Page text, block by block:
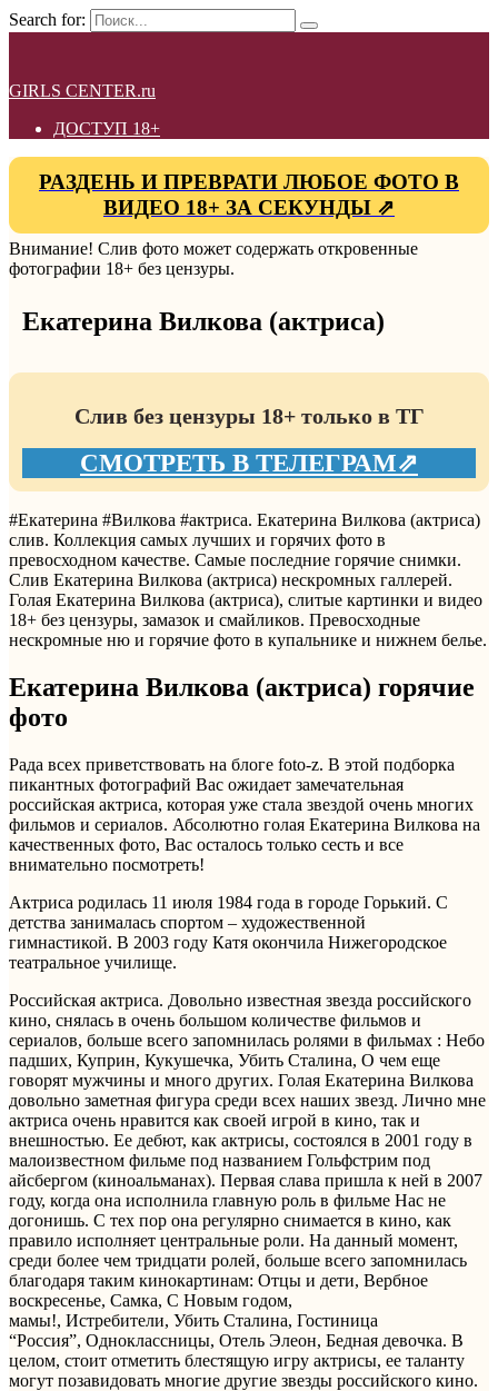
Search for:
GIRLS CENTER.ru
ДОСТУП 18+
РАЗДЕНЬ И ПРЕВРАТИ ЛЮБОЕ ФОТО В
ВИДЕО 18+ ЗА СЕКУНДЫ ⇗
Внимание! Слив фото может содержать откровенные
фотографии 18+ без цензуры.
Екатерина Вилкова (актриса)
Слив без цензуры 18+ только в ТГ
СМОТРЕТЬ В ТЕЛЕГРАМ⇗
#Екатерина #Вилкова #актриса. Екатерина Вилкова (актриса)
слив. Коллекция самых лучших и горячих фото в
превосходном качестве. Самые последние горячие снимки.
Слив Екатерина Вилкова (актриса) нескромных галлерей.
Голая Екатерина Вилкова (актриса), слитые картинки и видео
18+ без цензуры, замазок и смайликов. Превосходные
нескромные ню и горячие фото в купальнике и нижнем белье.
Екатерина Вилкова (актриса) горячие
фото
Рада всех приветствовать на блоге foto-z. В этой подборка
пикантных фотографий Вас ожидает замечательная
российская актриса, которая уже стала звездой очень многих
фильмов и сериалов. Абсолютно голая Екатерина Вилкова на
качественных фото, Вас осталось только сесть и все
внимательно посмотреть!
Актриса родилась 11 июля 1984 года в городе Горький. С
детства занималась спортом – художественной
гимнастикой. В 2003 году Катя окончила Нижегородское
театральное училище.
Российская актриса. Довольно известная звезда российского
кино, снялась в очень большом количестве фильмов и
сериалов, больше всего запомнилась ролями в фильмах : Небо
падших, Куприн, Кукушечка, Убить Сталина, О чем еще
говорят мужчины и много других. Голая Екатерина Вилкова
довольно заметная фигура среди всех наших звезд. Лично мне
актриса очень нравится как своей игрой в кино, так и
внешностью. Ее дебют, как актрисы, состоялся в 2001 году в
малоизвестном фильме под названием Гольфстрим под
айсбергом (киноальманах). Первая слава пришла к ней в 2007
году, когда она исполнила главную роль в фильме Нас не
догонишь. С тех пор она регулярно снимается в кино, как
правило исполняет центральные роли. На данный момент,
среди более чем тридцати ролей, больше всего запомнилась
благодаря таким кинокартинам: Отцы и дети, Вербное
воскресенье, Самка, С Новым годом,
мамы!, Истребители, Убить Сталина, Гостиница
“Россия”, Одноклассницы, Отель Элеон, Бедная девочка. В
целом, стоит отметить блестящую игру актрисы, ее таланту
могут позавидовать многие другие звезды российского кино.